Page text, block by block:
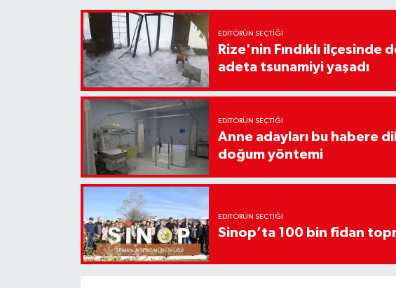
EDITÖRÜN SEÇTIĞI
Rize'nin Fındıklı ilçesinde
adeta tsunamiyi yaşadı
EDITÖRÜN SEÇTIĞI
Anne adayları bu habere
doğum yöntemi
EDITÖRÜN SEÇTIĞI
Sinop’ta 100 bin fidan